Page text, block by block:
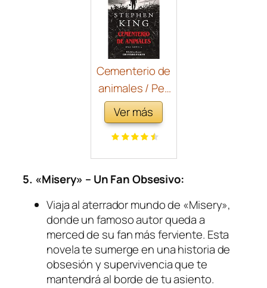
Cementerio de
animales / Pet
Sematary
(Vintage
Espanol)
(Spanish
Edition)
Ver más
5. «Misery» – Un Fan Obsesivo:
Viaja al aterrador mundo de «Misery»,
donde un famoso autor queda a
merced de su fan más ferviente. Esta
novela te sumerge en una historia de
obsesión y supervivencia que te
mantendrá al borde de tu asiento.